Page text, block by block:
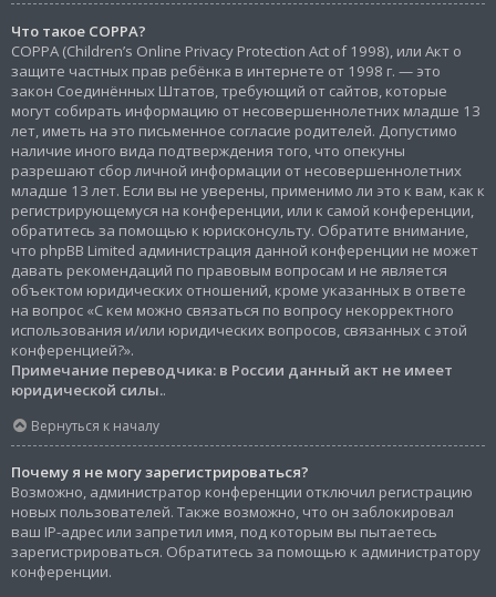
Что такое COPPA?
COPPA (Children’s Online Privacy Protection Act of 1998), или Акт о
защите частных прав ребёнка в интернете от 1998 г. — это
закон Соединённых Штатов, требующий от сайтов, которые
могут собирать информацию от несовершеннолетних младше 13
лет, иметь на это письменное согласие родителей. Допустимо
наличие иного вида подтверждения того, что опекуны
разрешают сбор личной информации от несовершеннолетних
младше 13 лет. Если вы не уверены, применимо ли это к вам, как к
регистрирующемуся на конференции, или к самой конференции,
обратитесь за помощью к юрисконсульту. Обратите внимание,
что phpBB Limited администрация данной конференции не может
давать рекомендаций по правовым вопросам и не является
объектом юридических отношений, кроме указанных в ответе
на вопрос «С кем можно связаться по вопросу некорректного
использования и/или юридических вопросов, связанных с этой
конференцией?».
Примечание переводчика: в России данный акт не имеет
юридической силы..
Вернуться к началу
Почему я не могу зарегистрироваться?
Возможно, администратор конференции отключил регистрацию
новых пользователей. Также возможно, что он заблокировал
ваш IP-адрес или запретил имя, под которым вы пытаетесь
зарегистрироваться. Обратитесь за помощью к администратору
конференции.